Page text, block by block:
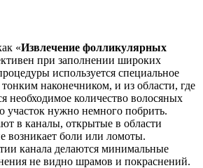
«Извлечение фолликулярных
при заполнении широких
используется специальное
наконечником, и из области, где
необходимое количество волосяных
участок нужно немного побрить.
в каналы, открытые в области
возникает боли или ломоты.
канала делаются минимальные
не видно шрамов и покраснений.